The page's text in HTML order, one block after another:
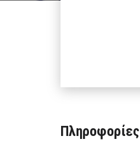
Πληροφορίες